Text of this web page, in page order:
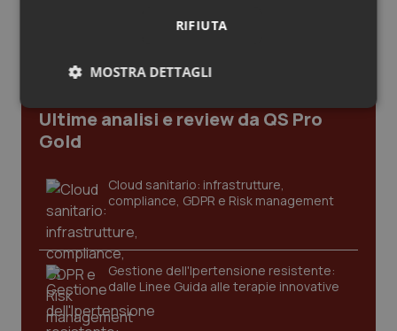
Salute orale & impianti
Sangue & coagulazione
Tiroide
Tumore ovarico
Tumori del Polmone & Testa Collo
Tumori gastrointestinali
Ultime analisi e review da QS Pro
Gold
Cloud sanitario: infrastrutture,
compliance, GDPR e Risk management
Gestione dell'Ipertensione resistente:
dalle Linee Guida alle terapie innovative
RIFIUTA
MOSTRA DETTAGLI
Necessari Statistici Marketing
Necessari
I cookie necessari contribuiscono a rendere fruibile il
sito web abilitandone funzionalità di base quali la
navigazione sulle pagine e l'accesso alle aree
protette del sito. Il sito web non è in grado di
funzionare correttamente senza questi cookie.